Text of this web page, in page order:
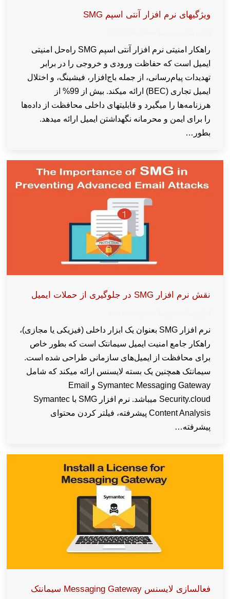
ویژگیهای نرم افزار آنتی اسپم SMG
راهکار امنیتی نرم افزار آنتی اسپم SMG راه‌حل امنیتی
ایمیل است که حفاظت ورودی و خروجی را در برابر
تهدیدات پیام‌رسانی، از جمله باج‌افزار، فیشینگ، و اختلال
ایمیل تجاری (BEC) ارائه میکند. بیش از 99% از
هرزنامه‌ها را میگیرد و قابلیتهای داخلی محافظت از داده‌ها
را برای ایمن و محرمانه نگهداشتن ایمیل ارائه میدهد.
بطور…
نقش نرم افزار SMG در جلوگیری از حملات ایمیل
نرم افزار SMG بعنوان یک ابزار داخلی (فیزیکی یا مجازی)،
راهکار جامع امنیت ایمیل سیمانتک است که بطور خاص
برای محافظت از ایمیل‌های سازمانی طراحی شده است.
سیمانتک همچنین یک بسته لایسنس ارائه میکند که شامل
Symantec Messaging Gateway و Email
Security.cloud میباشد. نرم افزار SMG با Symantec
Content Analysis پیشرفته، فیلتر کردن محتوای
پیشرفته…
فعالسازی لایسنس Messaging Gateway سیمانتک